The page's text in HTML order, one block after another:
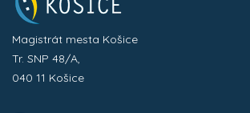
Magistrát mesta Košice
Tr. SNP 48/A,
040 11 Košice